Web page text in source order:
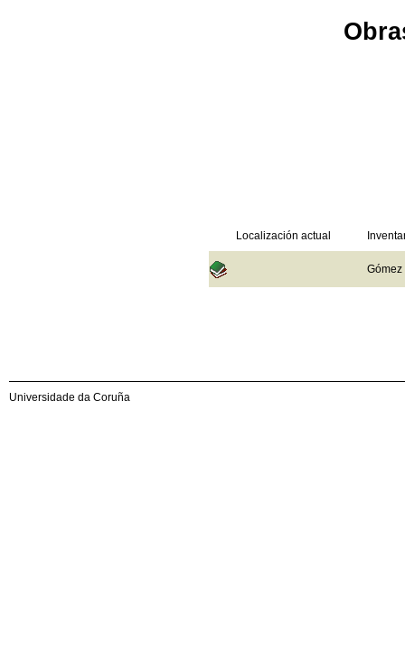
Localización actual
Gómez
Universidade da Coruña